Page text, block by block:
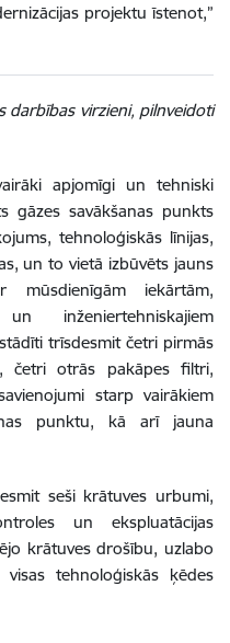
projektu īstenot,”
darbības virzieni, pilnveidoti
apjomīgi un tehniski
gāzes savākšanas punkts
tehnoloģiskās līnijas,
un to vietā izbūvēts jauns
mūsdienīgām iekārtām,
inženiertehniskajiem
trīsdesmit četri pirmās
četri otrās pakāpes filtri,
starp vairākiem
punktu, kā arī jauna
seši krātuves urbumi,
un ekspluatācijas
krātuves drošību, uzlabo
tehnoloģiskās ķēdes